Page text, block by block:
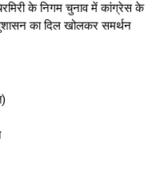
के निगम चुनाव में कांग्रेस के
का दिल खोलकर समर्थन